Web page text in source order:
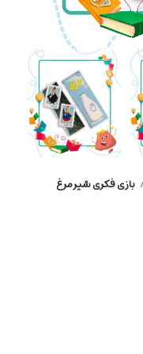
بازی فکری شیر مرغ